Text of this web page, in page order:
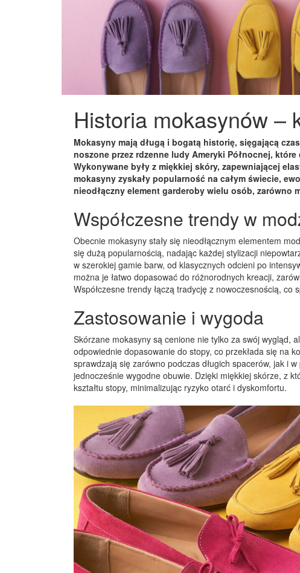
Historia mokasynów –
Mokasyny mają długą i bogatą historię, sięgającą
noszone przez rdzenne ludy Ameryki Północnej,
Wykonywane były z miękkiej skóry, zapewniającej
mokasyny zyskały popularność na całym świecie,
nieodłączny element garderoby wielu osób, zarówno
Współczesne trendy w
Obecnie mokasyny stały się nieodłącznym elementem
się dużą popularnością, nadając każdej stylizacji
w szerokiej gamie barw, od klasycznych odcieni po
można je łatwo dopasować do różnorodnych kreacji,
Współczesne trendy łączą tradycję z nowoczesnością,
Zastosowanie i wygoda
Skórzane mokasyny są cenione nie tylko za swój wygląd,
odpowiednie dopasowanie do stopy, co przekłada się na
sprawdzają się zarówno podczas długich spacerów, jak i
jednocześnie wygodne obuwie. Dzięki miękkiej skórze, z
kształtu stopy, minimalizując ryzyko otarć i dyskomfortu.